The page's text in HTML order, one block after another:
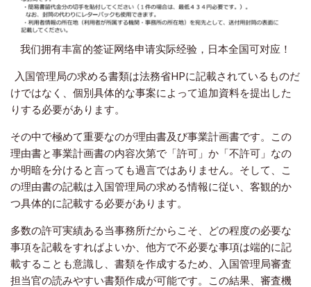
我们拥有丰富的签证网络申请实际经验，日本全国可对应！
入国管理局の求める書類は法務省HPに記載されているものだ
けではなく、個別具体的な事案によって追加資料を提出した
りする必要があります。
その中で極めて重要なのが理由書及び事業計画書です。この
理由書と事業計画書の内容次第で「許可」か「不許可」なの
か明暗を分けると言っても過言ではありません。そして、こ
の理由書の記載は入国管理局の求める情報に従い、客観的か
つ具体的に記載する必要があります。
多数の許可実績ある当事務所だからこそ、どの程度の必要な
事項を記載をすればよいか、他方で不必要な事項は端的に記
載することも意識し、書類を作成するため、入国管理局審査
担当官の読みやすい書類作成が可能です。この結果、審査機